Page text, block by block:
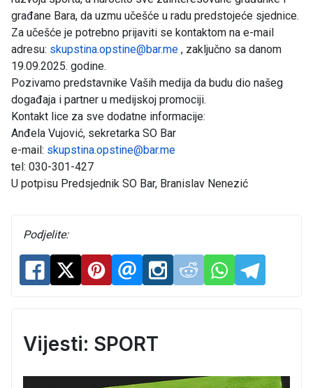
građane Bara, da uzmu učešće u radu predstojeće sjednice.
Za učešće je potrebno prijaviti se kontaktom na e-mail
adresu: skupstina.opstine@bar.me , zaključno sa danom
19.09.2025. godine.
Pozivamo predstavnike Vaših medija da budu dio našeg
događaja i partner u medijskoj promociji.
Kontakt lice za sve dodatne informacije:
Anđela Vujović, sekretarka SO Bar
e-mail: skupstina.opstine@bar.me
tel: 030-301-427
U potpisu Predsjednik SO Bar, Branislav Nenezić
Podjelite:
Vijesti: SPORT